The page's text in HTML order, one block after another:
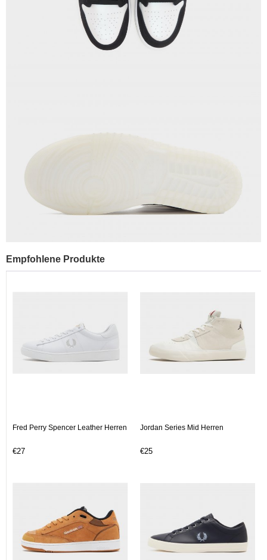
Empfohlene Produkte
Fred Perry Spencer Leather Herren
€27
Jordan Series Mid Herren
€25